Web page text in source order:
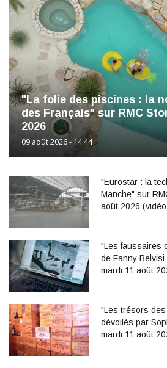
"La folie des piscines : la
des Français" sur RMC
2026
09 août 2026 - 14:44
"Eurostar : la
Manche" sur
août 2026
"Les faussaires
de Fanny
mardi 11 août
"Les trésors
dévoilés par
mardi 11 août